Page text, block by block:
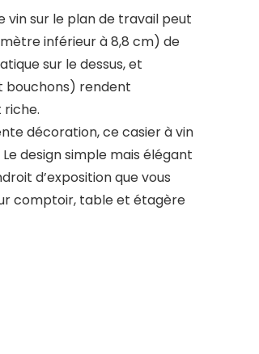
vin sur le plan de travail peut
inférieur à 8,8 cm) de
sur le dessus, et
bouchons) rendent
riche.
décoration, ce casier à vin
design simple mais élégant
d’exposition que vous
comptoir, table et étagère